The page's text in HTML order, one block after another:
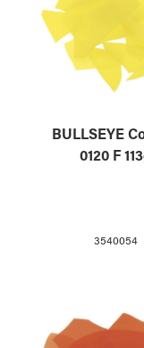
BULLSEYE
0120 F
3540054